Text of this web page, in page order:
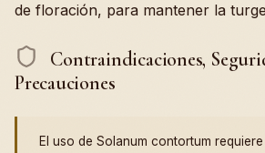
de floración, para mantener la
Contraindicaciones,
Precauciones
El uso de Solanum contortum